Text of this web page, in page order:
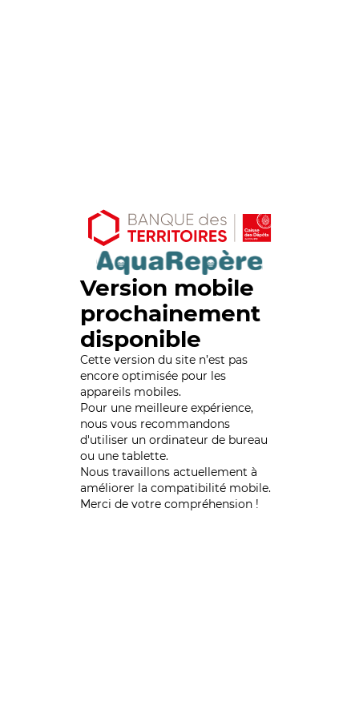
Version mobile
prochainement
disponible
Cette version du site n’est pas
encore optimisée pour les
appareils mobiles.
Pour une meilleure expérience,
nous vous recommandons
d'utiliser un ordinateur de bureau
ou une tablette.
Nous travaillons actuellement à
améliorer la compatibilité mobile.
Merci de votre compréhension !